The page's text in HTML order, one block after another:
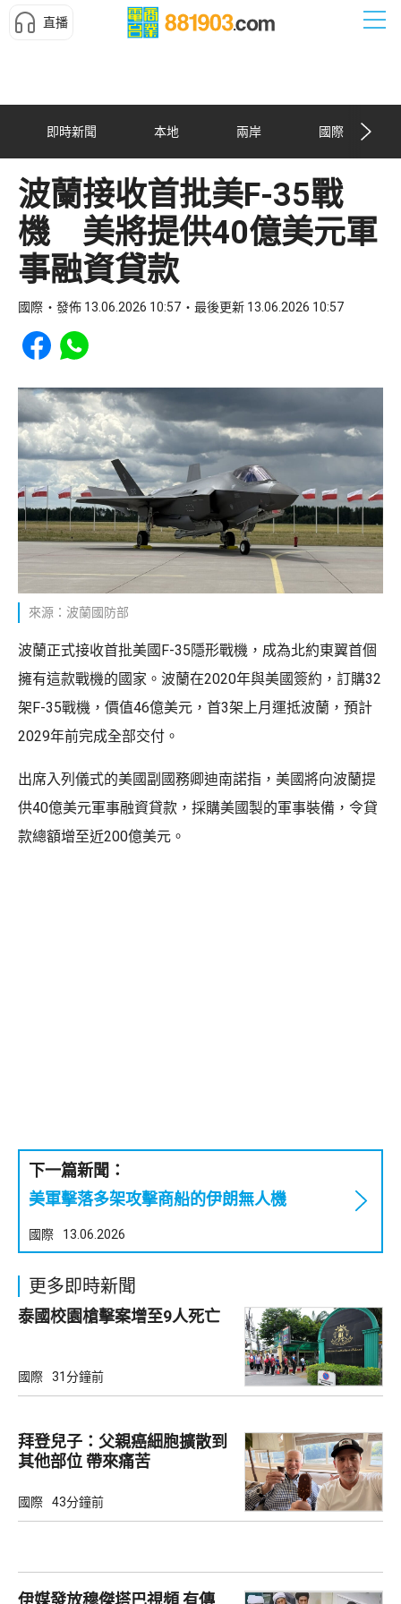
直播
即時新聞 本地 兩岸 國際
波蘭接收首批美F-35戰
機 美將提供40億美元軍
事融資貸款
國際 發佈 13.06.2026 10:57 最後更新 13.06.2026 10:57
Share to Facebook
Share to WhatsApp
來源：波蘭國防部
波蘭正式接收首批美國F-35隱形戰機，成為北約東翼首個
擁有這款戰機的國家。波蘭在2020年與美國簽約，訂購32
架F-35戰機，價值46億美元，首3架上月運抵波蘭，預計
2029年前完成全部交付。
出席入列儀式的美國副國務卿迪南諾指，美國將向波蘭提
供40億美元軍事融資貸款，採購美國製的軍事裝備，令貸
款總額增至近200億美元。
下一篇新聞：
美軍擊落多架攻擊商船的伊朗無人機
國際 13.06.2026
更多即時新聞
泰國校園槍擊案增至9人死亡
國際 31分鐘前
拜登兒子：父親癌細胞擴散到
其他部位 帶來痛苦
國際 43分鐘前
伊媒發放穆傑塔巴視頻 有傳